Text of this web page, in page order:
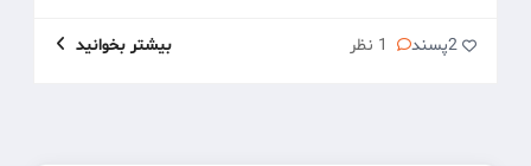
2پسند بیشتر بخوانید